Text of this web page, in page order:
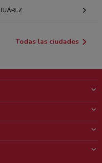
JUÁREZ
Todas las ciudades